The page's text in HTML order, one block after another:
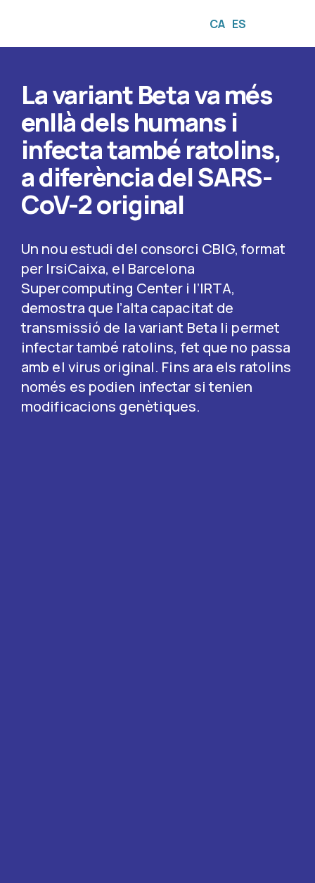
CA ES
La variant Beta va més
enllà dels humans i
infecta també ratolins,
a diferència del SARS-
CoV-2 original
Un nou estudi del consorci CBIG, format
per IrsiCaixa, el Barcelona
Supercomputing Center i l’IRTA,
demostra que l’alta capacitat de
transmissió de la variant Beta li permet
infectar també ratolins, fet que no passa
amb el virus original. Fins ara els ratolins
només es podien infectar si tenien
modificacions genètiques.